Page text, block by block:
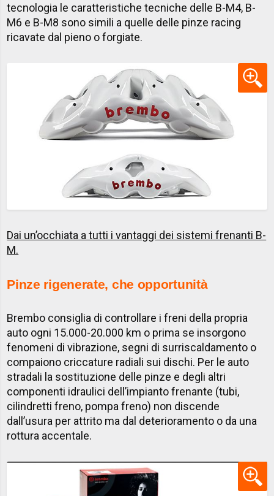
tecnologia le caratteristiche tecniche delle B-M4, B-
M6 e B-M8 sono simili a quelle delle pinze racing
ricavate dal pieno o forgiate. ​
Dai un’occhiata a tutti i vantaggi dei sistemi frenanti B-
M​.​​​
Pinze rigenerate, che opportunità
Brembo consiglia di controllare i freni della propria
auto ogni 15.000-20.000 km o prima se insorgono
fenomeni di vibrazione, segni di surriscaldamento o
compaiono criccature radiali sui dischi. Per le auto
stradali la sostituzione delle pinze e degli altri
componenti idraulici dell’impianto frenante (tubi,
cilindretti freno, pompa freno) non discende
dall’usura per attrito ma dal deterioramento o da una
rottura accentale.